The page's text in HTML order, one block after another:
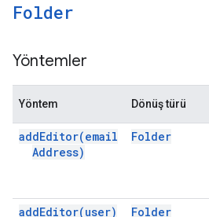
Folder
Yöntemler
Yöntem Dönüş türü
addEditor(email
Address)
Folder
addEditor(user) Folder